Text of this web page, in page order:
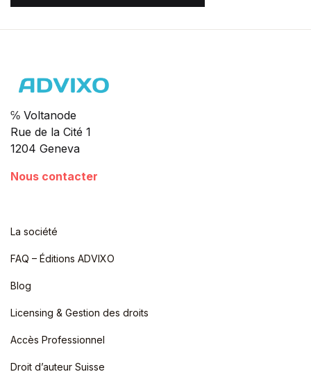
℅ Voltanode
Rue de la Cité 1
1204 Geneva
Nous contacter
La société
FAQ – Éditions ADVIXO
Blog
Licensing & Gestion des droits
Accès Professionnel
Droit d’auteur Suisse